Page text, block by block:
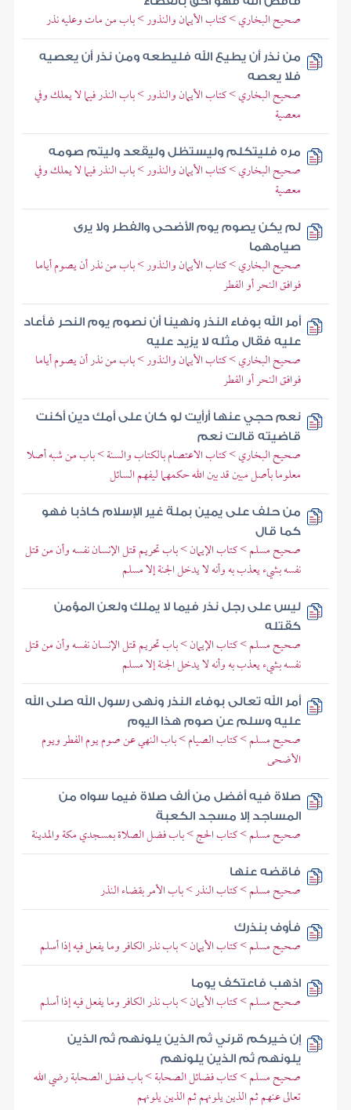
صحيح البخاري > كتاب الأيمان والنذور > باب من مات وعليه نذر
من نذر أن يطيع الله فليطعه ومن نذر أن يعصيه
فلا يعصه
صحيح البخاري > كتاب الأيمان والنذور > باب النذر فيما لا يملك وفي
معصية
مره فليتكلم وليستظل وليقعد وليتم صومه
صحيح البخاري > كتاب الأيمان والنذور > باب النذر فيما لا يملك وفي
معصية
لم يكن يصوم يوم الأضحى والفطر ولا يرى
صيامهما
صحيح البخاري > كتاب الأيمان والنذور > باب من نذر أن يصوم أياما
فوافق النحر أو الفطر
أمر الله بوفاء النذر ونهينا أن نصوم يوم النحر فأعاد
عليه فقال مثله لا يزيد عليه
صحيح البخاري > كتاب الأيمان والنذور > باب من نذر أن يصوم أياما
فوافق النحر أو الفطر
نعم حجي عنها أرأيت لو كان على أمك دين أكنت
قاضيته قالت نعم
صحيح البخاري > كتاب الاعتصام بالكتاب والسنة > باب من شبه أصلا
معلوما بأصل مبين قد بين الله حكمهما ليفهم السائل
من حلف على يمين بملة غير الإسلام كاذبا فهو
كما قال
صحيح مسلم > كتاب الإيمان > باب تحريم قتل الإنسان نفسه وأن من قتل
نفسه بشيء يعذب به وأنه لا يدخل الجنة إلا مسلم
ليس على رجل نذر فيما لا يملك ولعن المؤمن
كقتله
صحيح مسلم > كتاب الإيمان > باب تحريم قتل الإنسان نفسه وأن من قتل
نفسه بشيء يعذب به وأنه لا يدخل الجنة إلا مسلم
أمر الله تعالى بوفاء النذر ونهى رسول الله صلى الله
عليه وسلم عن صوم هذا اليوم
صحيح مسلم > كتاب الصيام > باب النهي عن صوم يوم الفطر ويوم
الأضحى
صلاة فيه أفضل من ألف صلاة فيما سواه من
المساجد إلا مسجد الكعبة
صحيح مسلم > كتاب الحج > باب فضل الصلاة بمسجدي مكة والمدينة
فاقضه عنها
صحيح مسلم > كتاب النذر > باب الأمر بقضاء النذر
فأوف بنذرك
صحيح مسلم > كتاب الأيمان > باب نذر الكافر وما يفعل فيه إذا أسلم
اذهب فاعتكف يوما
صحيح مسلم > كتاب الأيمان > باب نذر الكافر وما يفعل فيه إذا أسلم
إن خيركم قرني ثم الذين يلونهم ثم الذين
يلونهم ثم الذين يلونهم
صحيح مسلم > كتاب فضائل الصحابة > باب فضل الصحابة رضي الله
تعالى عنهم ثم الذين يلونهم ثم الذين يلونهم